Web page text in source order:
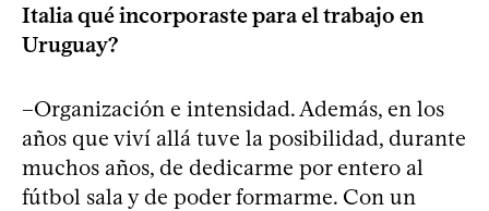
Italia qué incorporaste para el trabajo en
Uruguay?
–Organización e intensidad. Además, en los
años que viví allá tuve la posibilidad, durante
muchos años, de dedicarme por entero al
fútbol sala y de poder formarme. Con un